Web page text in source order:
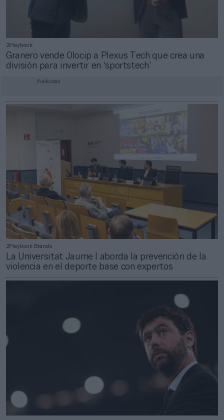
2Playbook
Granero vende Olocip a Plexus Tech que crea una
división para invertir en ‘sportstech’
Publicidad
2Playbook Brands
La Universitat Jaume I aborda la prevención de la
violencia en el deporte base con expertos